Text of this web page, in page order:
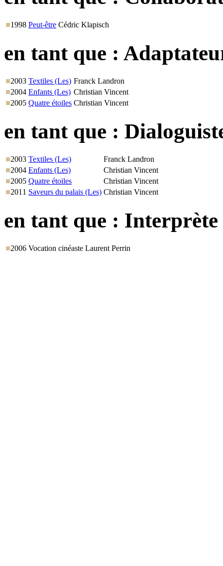
1998 Peut-être Cédric Klapisch
en tant que :
2003 Textiles (Les) Franck Landron
2004 Enfants (Les) Christian Vincent
2005 Quatre étoiles Christian Vincent
en tant que :
2003 Textiles (Les)
Franck Landron
2004 Enfants (Les)
Christian Vincent
2005 Quatre étoiles
Christian Vincent
2011 Saveurs du palais (Les) Christian Vincent
en tant que : Interprète
2006 Vocation cinéaste Laurent Perrin